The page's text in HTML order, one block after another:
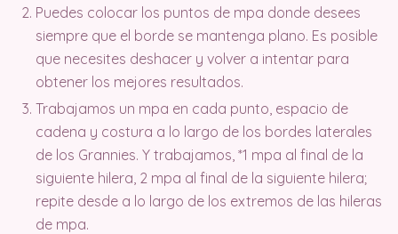
Puedes colocar los puntos de mpa donde desees
siempre que el borde se mantenga plano. Es posible
que necesites deshacer y volver a intentar para
obtener los mejores resultados.
Trabajamos un mpa en cada punto, espacio de
cadena y costura a lo largo de los bordes laterales
de los Grannies. Y trabajamos, *1 mpa al final de la
siguiente hilera, 2 mpa al final de la siguiente hilera;
repite desde a lo largo de los extremos de las hileras
de mpa.